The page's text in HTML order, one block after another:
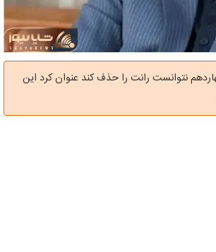
نتوانست رانت را حذف کند عنوان کرد این